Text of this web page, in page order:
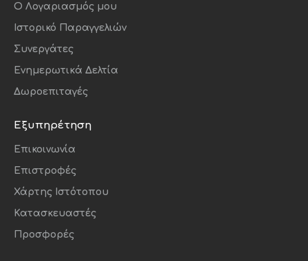
Κάμερες
Το προηγμένο σύστημα δύο-σε-ένα διαθέτει
κάμερα Fusion 48MP για φωτογραφίες εξαιρετικά
υψηλής ανάλυσης και τηλεφακό 2x οπτικής
μπροστινή κάμερα 12MP.
O Λογαριασμός μου
Ιστορικό Παραγγελιών
Συνεργάτες
Ενημερωτικά Δελτία
Δωροεπιταγές
Εξυπηρέτηση
Επικοινωνία
Επιστροφές
Χάρτης Ιστότοπου
Κατασκευαστές
Προσφορές